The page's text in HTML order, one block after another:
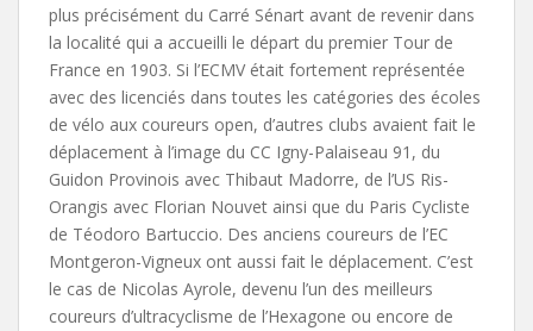
plus précisément du Carré Sénart avant de revenir dans
la localité qui a accueilli le départ du premier Tour de
France en 1903. Si l’ECMV était fortement représentée
avec des licenciés dans toutes les catégories des écoles
de vélo aux coureurs open, d’autres clubs avaient fait le
déplacement à l’image du CC Igny-Palaiseau 91, du
Guidon Provinois avec Thibaut Madorre, de l’US Ris-
Orangis avec Florian Nouvet ainsi que du Paris Cycliste
de Téodoro Bartuccio. Des anciens coureurs de l’EC
Montgeron-Vigneux ont aussi fait le déplacement. C’est
le cas de Nicolas Ayrole, devenu l’un des meilleurs
coureurs d’ultracyclisme de l’Hexagone ou encore de